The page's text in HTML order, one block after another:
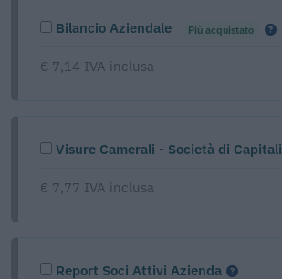
Bilancio Aziendale Più acquistato
€ 7,14 IVA inclusa
Visure Camerali - Società di Capitali
€ 7,77 IVA inclusa
Report Soci Attivi Azienda